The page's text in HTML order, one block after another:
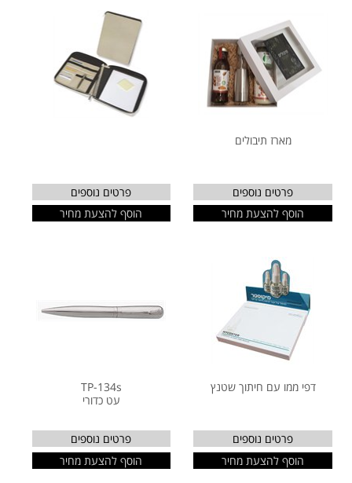
מארז תיבולים
פרטים נוספים
הוסף להצעת מחיר
פרטים נוספים
הוסף להצעת מחיר
דפי ממו עם חיתוך שטנץ
פרטים נוספים
הוסף להצעת מחיר
TP-134s
עט כדורי
פרטים נוספים
הוסף להצעת מחיר